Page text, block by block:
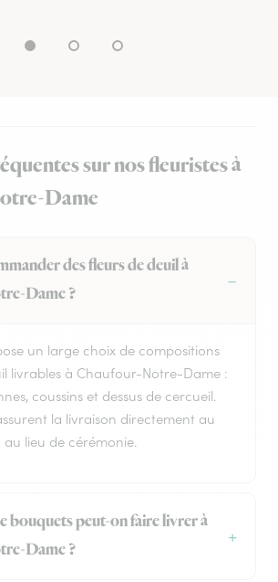
sur nos fleuristes à
Dame
des fleurs de deuil à
Dame ?
un large choix de compositions
livrables à Chaufour-Notre-Dame :
coussins et dessus de cercueil.
la livraison directement au
lieu de cérémonie.
bouquets peut-on faire livrer à
Dame ?